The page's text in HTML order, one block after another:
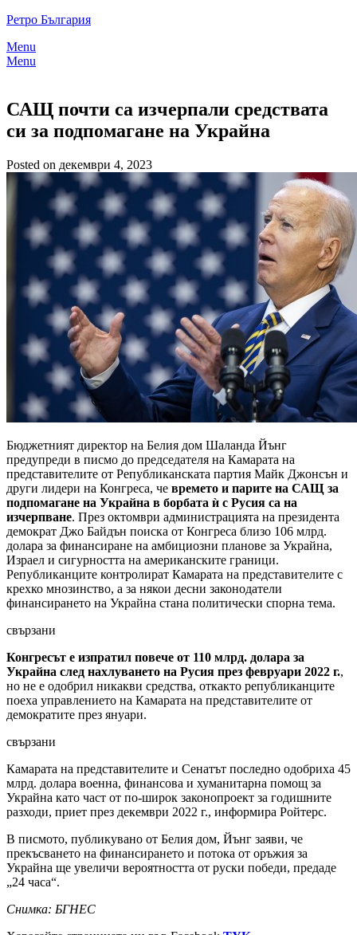
Skip
content
Ретро България
Menu
Menu
САЩ почти са изчерпали средствата
си за подпомагане на Украйна
Posted on декември 4, 2023
Бюджетният директор на Белия дом Шаланда Йънг
предупреди в писмо до председателя на Камарата на
представителите от Републиканската партия Майк Джонсън и
други лидери на Конгреса, че времето и парите на САЩ за
подпомагане на Украйна в борбата ѝ с Русия са на
изчерпване. През октомври администрацията на президента
демократ Джо Байдън поиска от Конгреса близо 106 млрд.
долара за финансиране на амбициозни планове за Украйна,
Израел и сигурността на американските граници.
Републиканците контролират Камарата на представителите с
крехко мнозинство, а за някои десни законодатели
финансирането на Украйна стана политически спорна тема.
свързани
Конгресът е изпратил повече от 110 млрд. долара за
Украйна след нахлуването на Русия през февруари 2022 г.,
но не е одобрил никакви средства, откакто републиканците
поеха управлението на Камарата на представителите от
демократите през януари.
свързани
Камарата на представителите и Сенатът последно одобриха 45
млрд. долара военна, финансова и хуманитарна помощ за
Украйна като част от по-широк законопроект за годишните
разходи, приет през декември 2022 г., информира Ройтерс.
В писмото, публикувано от Белия дом, Йънг заяви, че
прекъсването на финансирането и потока от оръжия за
Украйна ще увеличи вероятността от руски победи, предаде
„24 часа“.
Снимка: БГНЕС